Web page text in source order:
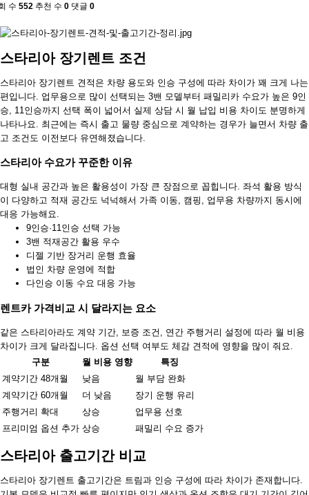
수 552 추천 수 0 댓글 0
스타리아 장기렌트 조건
스타리아 장기렌트 견적은 차량 용도와 인승 구성에 따라 차이가 꽤 크게 나는
편입니다. 업무용으로 많이 선택되는 3밴 모델부터 패밀리카 수요가 높은 9인
승, 11인승까지 선택 폭이 넓어서 실제 상담 시 월 납입 비용 차이도 분명하게
나타나요. 최근에는 즉시 출고 물량 중심으로 계약하는 경우가 늘면서 차량 출
고 조건도 이전보다 유연해졌습니다.
스타리아 수요가 꾸준한 이유
대형 실내 공간과 높은 활용성이 가장 큰 장점으로 꼽힙니다. 좌석 활용 방식
이 다양하고 적재 공간도 넉넉해서 가족 이동, 캠핑, 업무용 차량까지 동시에
대응 가능해요.
9인승·11인승 선택 가능
3밴 적재공간 활용 우수
디젤 기반 장거리 운행 효율
법인 차량 운영에 적합
다인승 이동 수요 대응 가능
렌트카 가격비교 시 달라지는 요소
같은 스타리아라도 계약 기간, 보증 조건, 연간 주행거리 설정에 따라 월 비용
차이가 크게 달라집니다. 옵션 선택 여부도 체감 견적에 영향을 많이 줘요.
구분
월 비용 영향
특징
계약기간 48개월
낮음
월 부담 완화
계약기간 60개월
더 낮음
장기 운행 유리
주행거리 확대
상승
업무용 선호
프리미엄 옵션 추가 상승 패밀리 수요 증가
스타리아 출고기간 비교
스타리아 장기렌트 출고기간은 트림과 인승 구성에 따라 차이가 존재합니다.